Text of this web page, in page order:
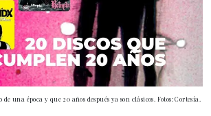
una época y que 20 años después ya son clásicos. Fotos: Cortesía.